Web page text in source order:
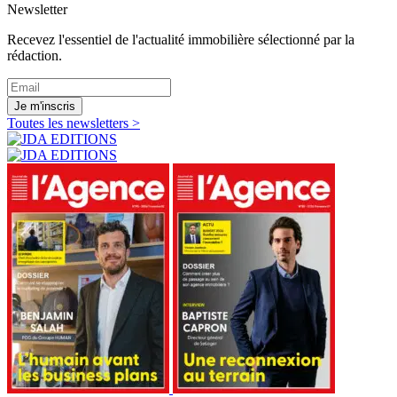
Newsletter
Recevez l'essentiel de l'actualité immobilière sélectionné par la
rédaction.
Je m'inscris
Toutes les newsletters >